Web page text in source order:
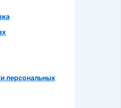
персональных